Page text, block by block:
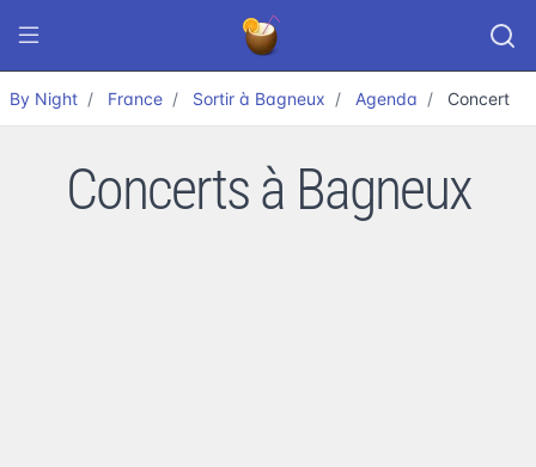
By Night France Sortir à Bagneux Agenda Concert
Concerts à Bagneux